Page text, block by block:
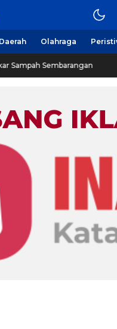
Daerah Olahraga
Sembarangan